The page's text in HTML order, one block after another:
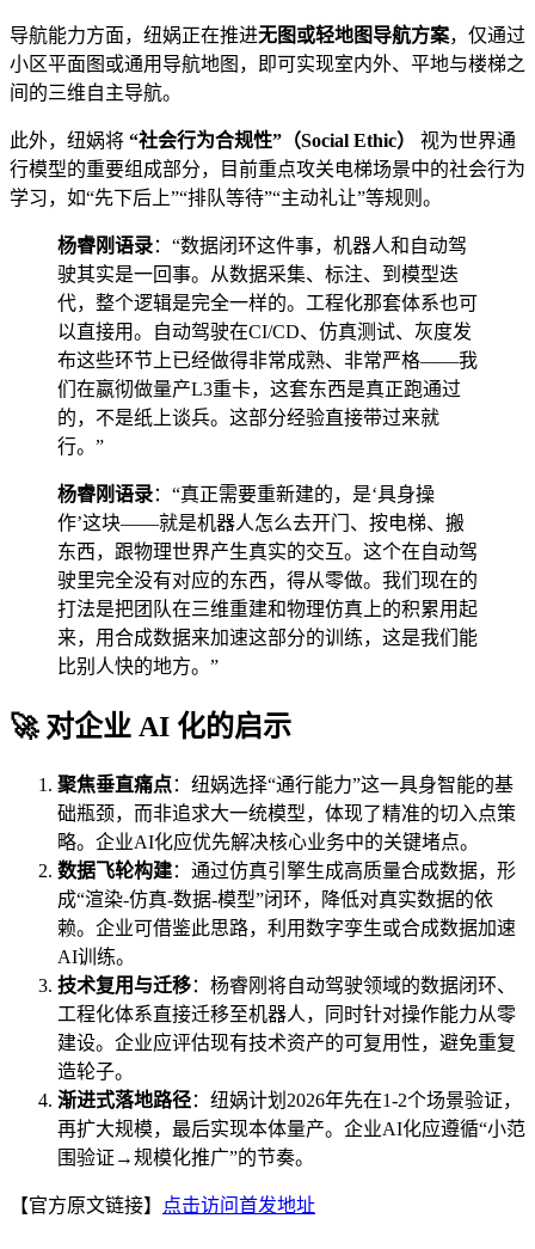
导航能力方面，纽娲正在推进无图或轻地图导航方案，仅通过
小区平面图或通用导航地图，即可实现室内外、平地与楼梯之
间的三维自主导航。
此外，纽娲将 “社会行为合规性”（Social Ethic）
视为世界通
行模型的重要组成部分，目前重点攻关电梯场景中的社会行为
学习，如“先下后上”“排队等待”“主动礼让”等规则。
杨睿刚语录：“数据闭环这件事，机器人和自动驾
驶其实是一回事。从数据采集、标注、到模型迭
代，整个逻辑是完全一样的。工程化那套体系也可
以直接用。自动驾驶在CI/CD、仿真测试、灰度发
布这些环节上已经做得非常成熟、非常严格——我
们在嬴彻做量产L3重卡，这套东西是真正跑通过
的，不是纸上谈兵。这部分经验直接带过来就
行。”
杨睿刚语录：“真正需要重新建的，是‘具身操
作’这块——就是机器人怎么去开门、按电梯、搬
东西，跟物理世界产生真实的交互。这个在自动驾
驶里完全没有对应的东西，得从零做。我们现在的
打法是把团队在三维重建和物理仿真上的积累用起
来，用合成数据来加速这部分的训练，这是我们能
比别人快的地方。”
🚀 对企业 AI 化的启示
聚焦垂直痛点：纽娲选择“通行能力”这一具身智能的基
础瓶颈，而非追求大一统模型，体现了精准的切入点策
略。企业AI化应优先解决核心业务中的关键堵点。
数据飞轮构建：通过仿真引擎生成高质量合成数据，形
成“渲染-仿真-数据-模型”闭环，降低对真实数据的依
赖。企业可借鉴此思路，利用数字孪生或合成数据加速
AI训练。
技术复用与迁移：杨睿刚将自动驾驶领域的数据闭环、
工程化体系直接迁移至机器人，同时针对操作能力从零
建设。企业应评估现有技术资产的可复用性，避免重复
造轮子。
渐进式落地路径：纽娲计划2026年先在1-2个场景验证，
再扩大规模，最后实现本体量产。企业AI化应遵循“小范
围验证→规模化推广”的节奏。
【官方原文链接】 点击访问首发地址